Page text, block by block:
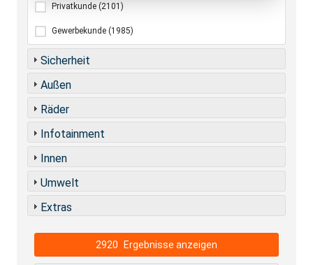
Privatkunde (2101)
Gewerbekunde (1985)
Sicherheit
Außen
Räder
Infotainment
Innen
Umwelt
Extras
2920 Ergebnisse anzeigen